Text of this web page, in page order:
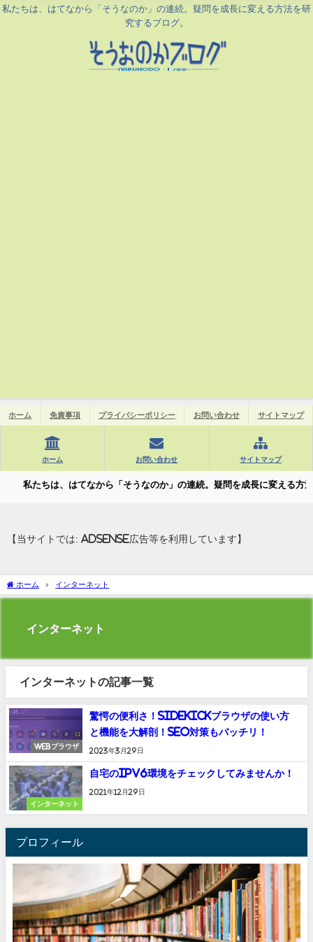
私たちは、はてなから「そうなのか」の連続。疑問を成長に変える方法を研
究するブログ。
ホーム 免責事項 プライバシーポリシー お問い合わせ サイトマップ
ホーム お問い合わせ サイトマップ
私たちは、はてなから「そうなのか」の連続。疑問を成長に変える方法を
【当サイトでは: AdSense広告等を利用しています】
ホーム インターネット
インターネット
インターネットの記事一覧
Webブラウザ
驚愕の便利さ！Sidekickブラウザの使い方
と機能を大解剖！SEO対策もバッチリ！
2023年3月29日
インターネット
自宅のIPv6環境をチェックしてみませんか！
2021年12月29日
プロフィール